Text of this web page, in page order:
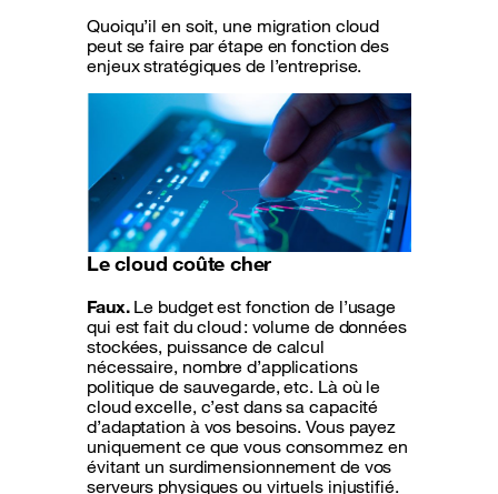
Quoiqu’il en soit, une migration cloud
peut se faire par étape en fonction des
enjeux stratégiques de l’entreprise.
Le cloud coûte cher
Faux.Le budget est fonction de l’usage
qui est fait du cloud : volume de données
stockées, puissance de calcul
nécessaire, nombre d’applications
politique de sauvegarde, etc. Là où le
cloud excelle, c’est dans sa capacité
d’adaptation à vos besoins. Vous payez
uniquement ce que vous consommez en
évitant un surdimensionnement de vos
serveurs physiques ou virtuels injustifié.